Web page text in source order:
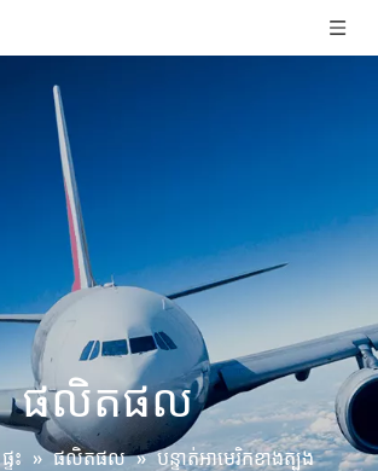
ផលិតផល
ផ្ទះ » ផលិតផល » បន្ទាត់អាមេរិកខាងត្បូង